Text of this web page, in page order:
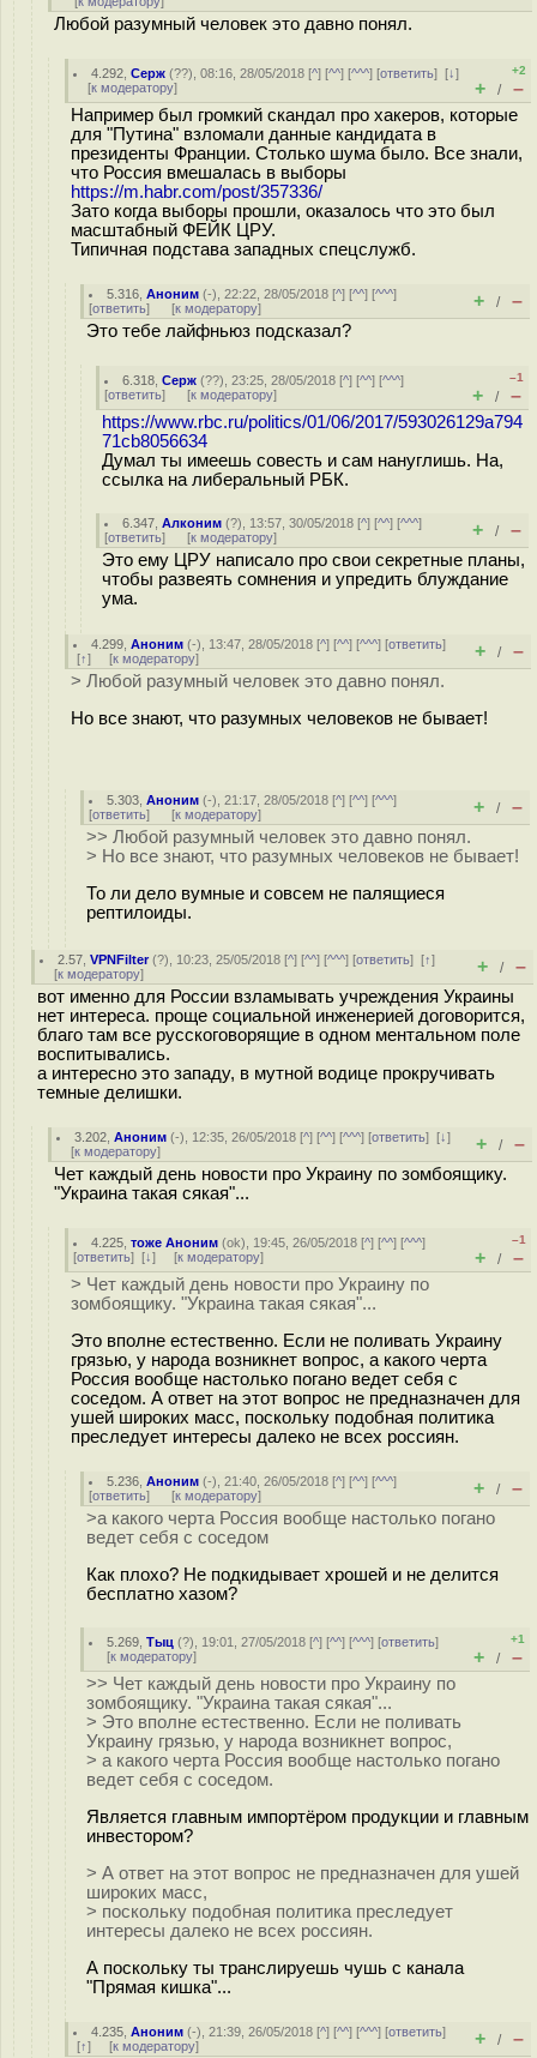
Любой разумный человек это давно понял.
4.292 ,Серж (??), 08:16, 28/05/2018 [^] [^^] [^^^] [ответить][↓]
[к модератору]
+2
+ / –
Например был громкий скандал про хакеров, которые
для "Путина" взломали данные кандидата в
президенты Франции. Столько шума было. Все знали,
что Россия вмешалась в выборы
https://m.habr.com/post/357336/
Зато когда выборы прошли, оказалось что это был
масштабный ФЕЙК ЦРУ.
Типичная подстава западных спецслужб.
5.316 ,Аноним (-), 22:22, 28/05/2018 [^] [^^] [^^^]
[ответить] [к модератору] + / –
Это тебе лайфньюз подсказал?
6.318 ,Серж (??), 23:25, 28/05/2018 [^] [^^] [^^^]
[ответить] [к модератору]
–1
+ / –
https://www.rbc.ru/politics/01/06/2017/593026129a794
71cb8056634
Думал ты имеешь совесть и сам нануглишь. На,
ссылка на либеральный РБК.
6.347 ,Алконим (?), 13:57, 30/05/2018 [^] [^^] [^^^]
[ответить] [к модератору] + / –
Это ему ЦРУ написало про свои секретные планы,
чтобы развеять сомнения и упредить блуждание
ума.
4.299 ,Аноним (-), 13:47, 28/05/2018 [^] [^^] [^^^] [ответить]
[↑] [к модератору] + / –
> Любой разумный человек это давно понял.
Но все знают, что разумных человеков не бывает!
5.303 ,Аноним (-), 21:17, 28/05/2018 [^] [^^] [^^^]
[ответить] [к модератору] + / –
>> Любой разумный человек это давно понял.
> Но все знают, что разумных человеков не бывает!
То ли дело вумные и совсем не палящиеся
рептилоиды.
2.57 ,VPNFilter(?), 10:23, 25/05/2018 [^] [^^] [^^^] [ответить][↑]
[к модератору] + / –
вот именно для России взламывать учреждения Украины
нет интереса. проще социальной инженерией договорится,
благо там все русскоговорящие в одном ментальном поле
воспитывались.
а интересно это западу, в мутной водице прокручивать
темные делишки.
3.202 ,Аноним (-), 12:35, 26/05/2018 [^] [^^] [^^^] [ответить][↓]
[к модератору] + / –
Чет каждый день новости про Украину по зомбоящику.
"Украина такая сякая"...
4.225 ,тоже Аноним (ok), 19:45, 26/05/2018 [^] [^^] [^^^]
[ответить] [↓] [к модератору]
–1
+ / –
> Чет каждый день новости про Украину по
зомбоящику. "Украина такая сякая"...
Это вполне естественно. Если не поливать Украину
грязью, у народа возникнет вопрос, а какого черта
Россия вообще настолько погано ведет себя с
соседом. А ответ на этот вопрос не предназначен для
ушей широких масс, поскольку подобная политика
преследует интересы далеко не всех россиян.
5.236 ,Аноним (-), 21:40, 26/05/2018 [^] [^^] [^^^]
[ответить] [к модератору] + / –
>а какого черта Россия вообще настолько погано
ведет себя с соседом
Как плохо? Не подкидывает хрошей и не делится
бесплатно хазом?
5.269 ,Тыц (?), 19:01, 27/05/2018 [^] [^^] [^^^] [ответить]
[к модератору]
+1
+ / –
>> Чет каждый день новости про Украину по
зомбоящику. "Украина такая сякая"...
> Это вполне естественно. Если не поливать
Украину грязью, у народа возникнет вопрос,
> а какого черта Россия вообще настолько погано
ведет себя с соседом.
Является главным импортёром продукции и главным
инвестором?
> А ответ на этот вопрос не предназначен для ушей
широких масс,
> поскольку подобная политика преследует
интересы далеко не всех россиян.
А поскольку ты транслируешь чушь с канала
"Прямая кишка"...
4.235 ,Аноним (-), 21:39, 26/05/2018 [^] [^^] [^^^] [ответить]
[↑] [к модератору] + / –